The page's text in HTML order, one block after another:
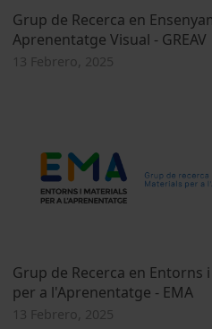
Grup de Recerca en
Aprenentatge Visual - GREAV
13 Febrero, 2025
Grup de Recerca en Entorns
per a l'Aprenentatge - EMA
13 Febrero, 2025